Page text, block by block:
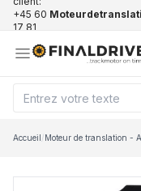
+45 60
17 81
Accueil/Moteur de translation -